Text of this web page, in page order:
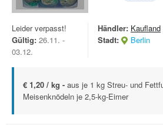
Leider verpasst!
Gültig: 26.11. -
03.12.
Händler: Kaufland
Stadt:
Berlin
€ 1,20 / kg - aus je 1 kg Streu- und
Meisenknödeln je 2,5-kg-Eimer